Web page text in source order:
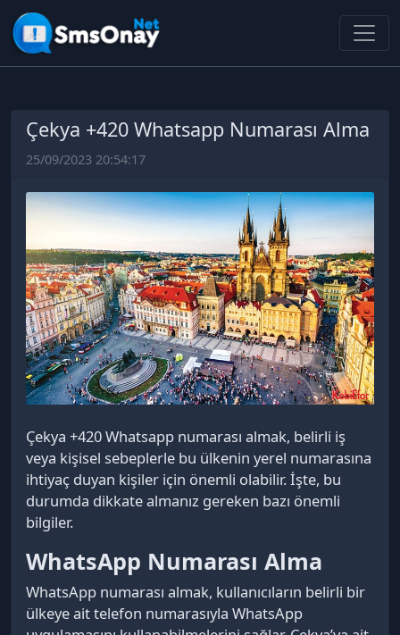
Çekya +420 Whatsapp Numarası Alma
25/09/2023 20:54:17
Çekya +420 Whatsapp numarası almak, belirli iş
veya kişisel sebeplerle bu ülkenin yerel numarasına
ihtiyaç duyan kişiler için önemli olabilir. İşte, bu
durumda dikkate almanız gereken bazı önemli
bilgiler.
WhatsApp Numarası Alma
WhatsApp numarası almak, kullanıcıların belirli bir
ülkeye ait telefon numarasıyla WhatsApp